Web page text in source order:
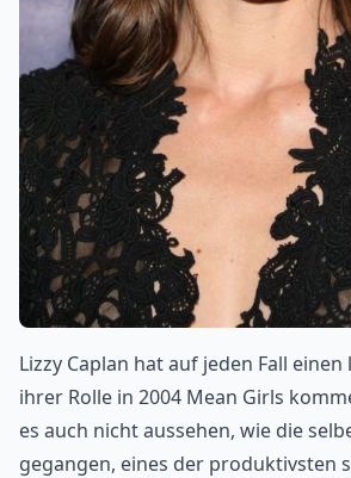
Lizzy Caplan hat auf jeden Fall
ihrer Rolle in 2004 Mean Girls
es auch nicht aussehen, wie die
gegangen, eines der produktivsten